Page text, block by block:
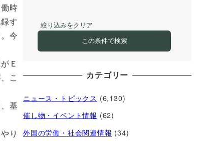
時
す
今
Ｅ
こ
基
り
絞り込みをクリア
この条件で検索
カテゴリー
ニュース・トピックス (6,130)
催し物・イベント情報 (62)
外国の労働・社会関連情報 (34)